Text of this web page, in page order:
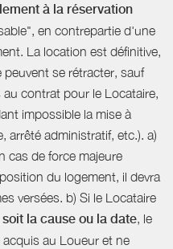
à la réservation
en contrepartie d'une
La location est définitive,
se rétracter, sauf
contrat pour le Locataire,
impossible la mise à
arrêté administratif, etc.). a)
cas de force majeure
du logement, il devra
versées. b) Si le Locataire
la cause ou la date, le
au Loueur et ne